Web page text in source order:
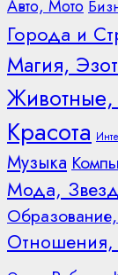
Авто, Мото
Города и
Магия,
Животные,
Красота
Музыка
Мода,
Отношения,